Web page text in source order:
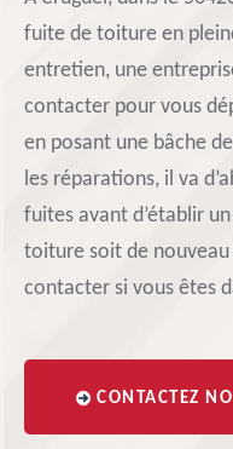
fuite de toiture en
entretien, une
contacter pour vous
en posant une bâche
les réparations, il va
fuites avant d’établir
toiture soit de nouveau
contacter si vous êtes
CONTACTEZ